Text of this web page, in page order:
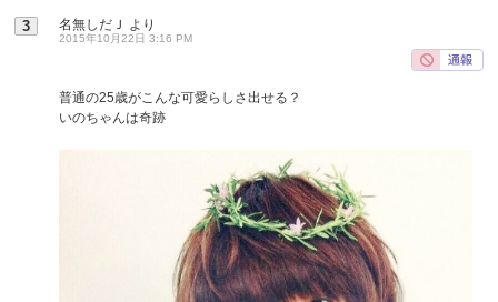
3 名無しだＪ より
2015年10月22日 3:16 PM
普通の25歳がこんな可愛らしさ出せる？
いのちゃんは奇跡